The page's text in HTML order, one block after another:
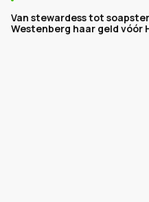
Van stewardess tot
Westenberg haar geld vóór